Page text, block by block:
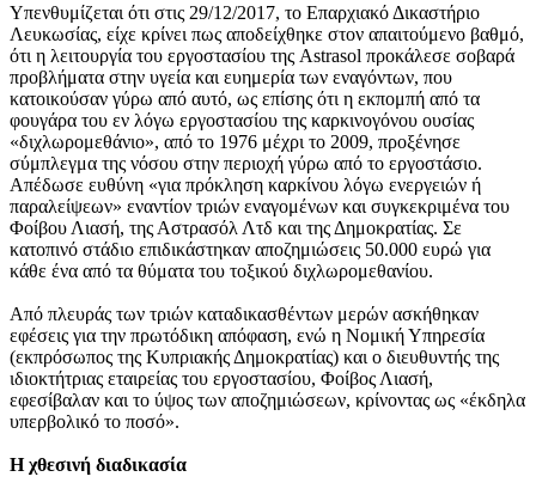
Υπενθυμίζεται ότι στις 29/12/2017, το Επαρχιακό Δικαστήριο
Λευκωσίας, είχε κρίνει πως αποδείχθηκε στον απαιτούμενο βαθμό,
ότι η λειτουργία του εργοστασίου της Astrasol προκάλεσε σοβαρά
προβλήματα στην υγεία και ευημερία των εναγόντων, που
κατοικούσαν γύρω από αυτό, ως επίσης ότι η εκπομπή από τα
φουγάρα του εν λόγω εργοστασίου της καρκινογόνου ουσίας
«διχλωρομεθάνιο», από το 1976 μέχρι το 2009, προξένησε
σύμπλεγμα της νόσου στην περιοχή γύρω από το εργοστάσιο.
Απέδωσε ευθύνη «για πρόκληση καρκίνου λόγω ενεργειών ή
παραλείψεων» εναντίον τριών εναγομένων και συγκεκριμένα του
Φοίβου Λιασή, της Αστρασόλ Λτδ και της Δημοκρατίας. Σε
κατοπινό στάδιο επιδικάστηκαν αποζημιώσεις 50.000 ευρώ για
κάθε ένα από τα θύματα του τοξικού διχλωρομεθανίου.
Από πλευράς των τριών καταδικασθέντων μερών ασκήθηκαν
εφέσεις για την πρωτόδικη απόφαση, ενώ η Νομική Υπηρεσία
(εκπρόσωπος της Κυπριακής Δημοκρατίας) και ο διευθυντής της
ιδιοκτήτριας εταιρείας του εργοστασίου, Φοίβος Λιασή,
εφεσίβαλαν και το ύψος των αποζημιώσεων, κρίνοντας ως «έκδηλα
υπερβολικό το ποσό».
Η χθεσινή διαδικασία